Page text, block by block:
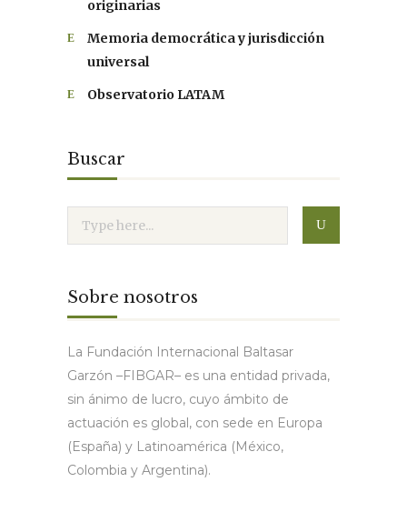
originarias
Memoria democrática y jurisdicción
universal
Observatorio LATAM
Buscar
Sobre nosotros
La Fundación Internacional Baltasar
Garzón –FIBGAR– es una entidad privada,
sin ánimo de lucro, cuyo ámbito de
actuación es global, con sede en Europa
(España) y Latinoamérica (México,
Colombia y Argentina).